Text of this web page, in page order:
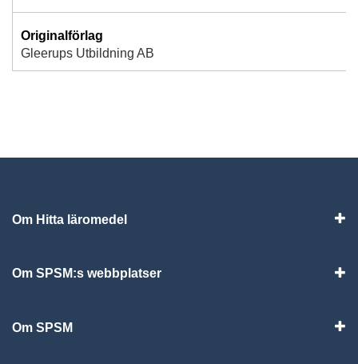
Originalförlag
Gleerups Utbildning AB
Om Hitta läromedel
Om SPSM:s webbplatser
Om SPSM